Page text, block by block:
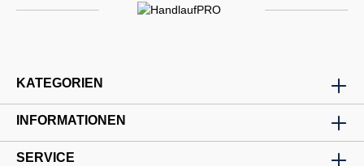
KATEGORIEN
INFORMATIONEN
SERVICE